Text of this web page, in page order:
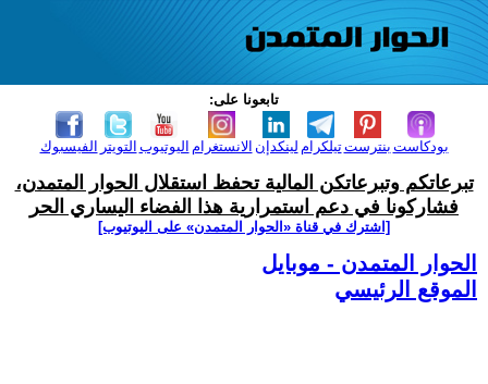
تابعونا على:
الفيسبوك التويتر اليوتيوب الانستغرام لينكدإن تيلكرامبنترست بودكاست
تبرعاتكم وتبرعاتكن المالية تحفظ استقلال الحوار المتمدن،
فشاركونا في دعم استمرارية هذا الفضاء اليساري الحر
[اشترك في قناة ‫«الحوار المتمدن» على اليوتيوب]
الحوار المتمدن - موبايل
الموقع الرئيسي